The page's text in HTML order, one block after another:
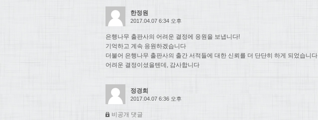
한정원
2017.04.07 6:34 오후
은행나무 출판사의 어려운 결정에 응원을 보냅니다!
기억하고 계속 응원하겠습니다
더불어 은행나무 출판사의 출간 서적들에 대한 신뢰를 더 단단히 하게 되었습니다
어려운 결정이셨을텐데, 감사합니다
정경희
2017.04.07 6:36 오후
비공개 댓글